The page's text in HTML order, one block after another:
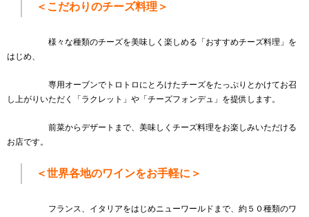
＜こだわりのチーズ料理＞
様々な種類のチーズを美味しく楽しめる「おすすめチーズ料理」を
はじめ、
専用オーブンでトロトロにとろけたチーズをたっぷりとかけてお召
し上がりいただく「ラクレット」や「チーズフォンデュ」を提供します。
前菜からデザートまで、美味しくチーズ料理をお楽しみいただける
お店です。
＜世界各地のワインをお手軽に＞
フランス、イタリアをはじめニューワールドまで、約５０種類のワ